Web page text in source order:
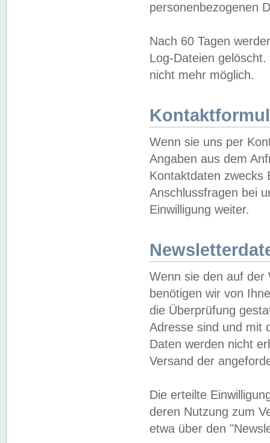
personenbezogenen
Nach 60 Tagen
Log-Dateien
nicht mehr möglich.
Wenn sie uns per
Angaben aus dem
Kontaktdaten zwecks
Anschlussfragen bei
Einwilligung weiter.
Wenn sie den auf der
benötigen wir von
die Überprüfung
Adresse sind und mit
Daten werden nicht
Versand der
Die erteilte
deren Nutzung zum
etwa über den